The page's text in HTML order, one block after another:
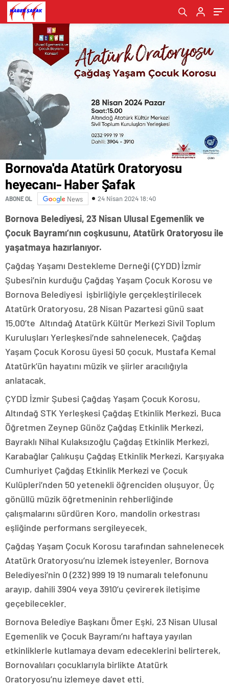
Bornova'da Atatürk Oratoryosu
heyecanı- Haber Şafak
ABONE OL News 24 Nisan 2024 18:40
Bornova Belediyesi, 23 Nisan Ulusal Egemenlik ve
Çocuk Bayramı’nın coşkusunu, Atatürk Oratoryosu ile
yaşatmaya hazırlanıyor.
Çağdaş Yaşamı Destekleme Derneği (ÇYDD) İzmir
Şubesi’nin kurduğu Çağdaş Yaşam Çocuk Korosu ve
Bornova Belediyesi işbirliğiyle gerçekleştirilecek
Atatürk Oratoryosu, 28 Nisan Pazartesi günü saat
15.00’te Altındağ Atatürk Kültür Merkezi Sivil Toplum
Kuruluşları Yerleşkesi’nde sahnelenecek. Çağdaş
Yaşam Çocuk Korosu üyesi 50 çocuk, Mustafa Kemal
Atatürk’ün hayatını müzik ve şiirler aracılığıyla
anlatacak.
ÇYDD İzmir Şubesi Çağdaş Yaşam Çocuk Korosu,
Altındağ STK Yerleşkesi Çağdaş Etkinlik Merkezi, Buca
Öğretmen Zeynep Günöz Çağdaş Etkinlik Merkezi,
Bayraklı Nihal Kulaksızoğlu Çağdaş Etkinlik Merkezi,
Karabağlar Çalıkuşu Çağdaş Etkinlik Merkezi, Karşıyaka
Cumhuriyet Çağdaş Etkinlik Merkezi ve Çocuk
Kulüpleri’nden 50 yetenekli öğrenciden oluşuyor. Üç
gönüllü müzik öğretmeninin rehberliğinde
çalışmalarını sürdüren Koro, mandolin orkestrası
eşliğinde performans sergileyecek.
Çağdaş Yaşam Çocuk Korosu tarafından sahnelenecek
Atatürk Oratoryosu’nu izlemek isteyenler, Bornova
Belediyesi’nin 0 (232) 999 19 19 numaralı telefonunu
arayıp, dahili 3904 veya 3910’u çevirerek iletişime
geçebilecekler.
Bornova Belediye Başkanı Ömer Eşki, 23 Nisan Ulusal
Egemenlik ve Çocuk Bayramı’nı haftaya yayılan
etkinliklerle kutlamaya devam edeceklerini belirterek,
Bornovalıları çocuklarıyla birlikte Atatürk
Oratoryosu’nu izlemeye davet etti.
Şafak
Şafak